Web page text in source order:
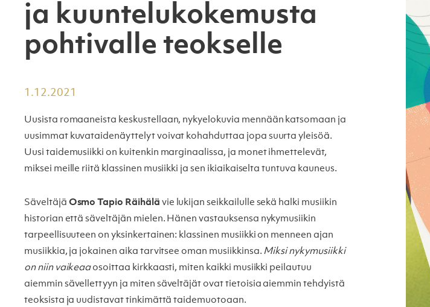
ja kuuntelukokemusta
pohtivalle teokselle
1.12.2021
Uusista romaaneista keskustellaan, nykyelokuvia mennään katsomaan ja
uusimmat kuvataidenäyttelyt voivat kohahduttaa jopa suurta yleisöä.
Uusi taidemusiikki on kuitenkin marginaalissa, ja monet ihmettelevät,
miksei meille riitä klassinen musiikki ja sen ikiaikaiselta tuntuva kauneus.
Säveltäjä Osmo Tapio Räihälä vie lukijan seikkailulle sekä halki musiikin
historian että säveltäjän mielen. Hänen vastauksensa nykymusiikin
tarpeellisuuteen on yksinkertainen: klassinen musiikki on menneen ajan
musiikkia, ja jokainen aika tarvitsee oman musiikkinsa. Miksi nykymusiikki
on niin vaikeaaosoittaa kirkkaasti, miten kaikki musiikki peilautuu
aiemmin sävellettyyn ja miten säveltäjät ovat tietoisia aiemmin tehdyistä
teoksista ja uudistavat tinkimättä taidemuotoaan.